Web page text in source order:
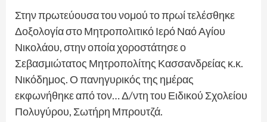
Στην πρωτεύουσα του νομού το πρωί τελέσθηκε
Δοξολογία στο Μητροπολιτικό Ιερό Ναό Αγίου
Νικολάου, στην οποία χοροστάτησε ο
Σεβασμιώτατος Μητροπολίτης Κασσανδρείας κ.κ.
Νικόδημος. Ο πανηγυρικός της ημέρας
εκφωνήθηκε από τον… Δ/ντη του Ειδικού Σχολείου
Πολυγύρου, Σωτήρη Μπρουτζά.